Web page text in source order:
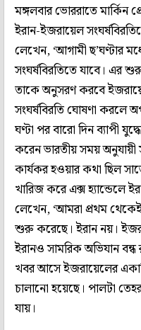
মঙ্গলবার ভোররাতে মার্কিন
ইরান-ইজরায়েল
লেখেন, ‘আগামী ছ’ঘণ্টার
সংঘর্ষবিরতিতে যাবে। এর
তাকে অনুসরণ করবে
সংঘর্ষবিরতি ঘোষণা করলে
ঘণ্টা পর বারো দিন ব্যাপী
করেন ভারতীয় সময় অনুযায়ী
কার্যকর হওয়ার কথা ছিল
খারিজ করে এক্স হ্যান্ডেলে
লেখেন, ‘আমরা প্রথম
শুরু করেছে। ইরান নয়।
ইরানও সামরিক অভিযান
খবর আসে ইজরায়েলের
চালানো হয়েছে। পালটা
যায়।